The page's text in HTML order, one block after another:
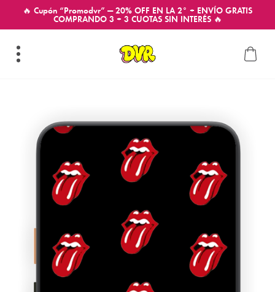
🔥 Cupón “Promodvr” — 20% OFF EN LA 2° + ENVÍO GRATIS
COMPRANDO 3 + 3 CUOTAS SIN INTERÉS 🔥